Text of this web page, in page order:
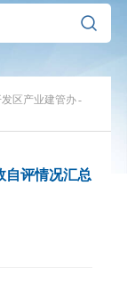
区产业建管办-
自评情况汇总